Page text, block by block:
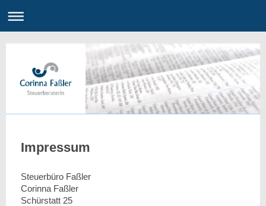
Impressum
Steuerbüro Faßler
Corinna Faßler
Schürstatt 25